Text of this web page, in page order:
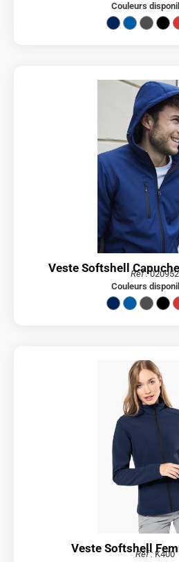
Couleurs
Veste Softshell Réf :020952
Couleurs
Veste Softshell
Réf :K400